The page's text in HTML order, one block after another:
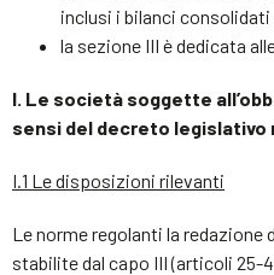
inclusi i bilanci consolidati
la sezione III è dedicata
I. Le società soggette
sensi del decreto legislativo
I.1 Le disposizioni rilevanti
Le norme regolanti la
stabilite dal capo III (articoli 25-